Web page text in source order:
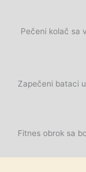
Pečeni kolač sa
Zapečeni bataci
Fitnes obrok sa